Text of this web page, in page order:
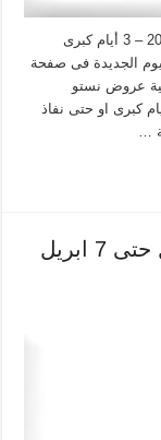
عروض نستو الاحساء اليوم 5 ابريل حتى 7 ابريل 2026 – 3 أيام كبرى
الجديدة فى صفحة
عروض نستو
سارية من 5 ابريل حتى 7 ابريل 2026 – 3 أيام كبرى او حتى نفاذ
…
عروض نستو الرياض اليوم 1 ابريل حتى 7 ابريل